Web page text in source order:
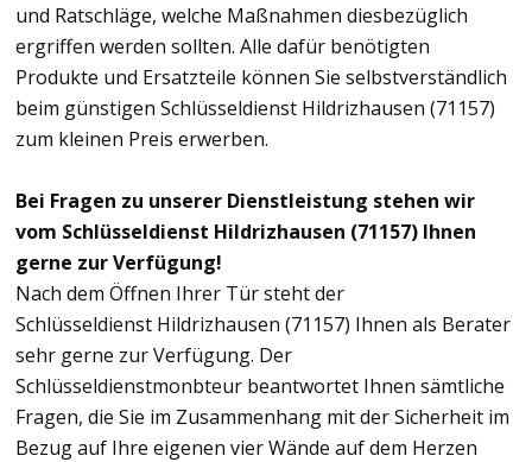
und Ratschläge, welche Maßnahmen diesbezüglich
ergriffen werden sollten. Alle dafür benötigten
Produkte und Ersatzteile können Sie selbstverständlich
beim günstigen Schlüsseldienst Hildrizhausen (71157)
zum kleinen Preis erwerben.
Bei Fragen zu unserer Dienstleistung stehen wir
vom Schlüsseldienst Hildrizhausen (71157) Ihnen
gerne zur Verfügung!
Nach dem Öffnen Ihrer Tür steht der
Schlüsseldienst Hildrizhausen (71157) Ihnen als Berater
sehr gerne zur Verfügung. Der
Schlüsseldienstmonbteur beantwortet Ihnen sämtliche
Fragen, die Sie im Zusammenhang mit der Sicherheit im
Bezug auf Ihre eigenen vier Wände auf dem Herzen